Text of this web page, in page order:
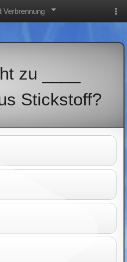
Verbrennung
zu ____
Stickstoff?